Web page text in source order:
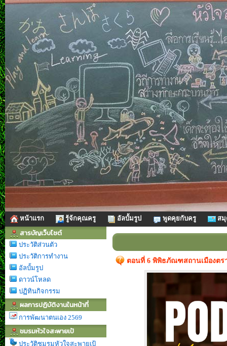
หน้าแรก รู้จ้กคุณครู อัลบั้มรูป พูดคุยกับครู สมุ
สารบัญเว็บไซต์
ประวัติส่วนตัว
ประวัติการทำงาน
อัลบั้มรูป
ดาวน์โหลด
ปฏิทินกิจกรรม
ผลการปฏิบัติงานในหน้าที่
การพัฒนาตนเอง 2569
ชมรมหัวใจสะพายเป้
ประวัติชมรมหัวใจสะพายเป้
ตอนที่ 6 พิพิธภัณฑสถานเมืองตร